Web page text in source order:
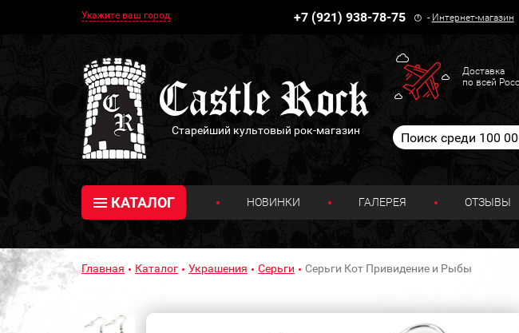
Укажите ваш город +7 (921) 938-78-75 - Интернет-магазин
Старейший культовый рок-магазин
Доставка
по всей
КАТАЛОГ НОВИНКИ ГАЛЕРЕЯ ОТЗЫВЫ
Главная Каталог Украшения Серьги Серьги Кот Привидение и Рыбы